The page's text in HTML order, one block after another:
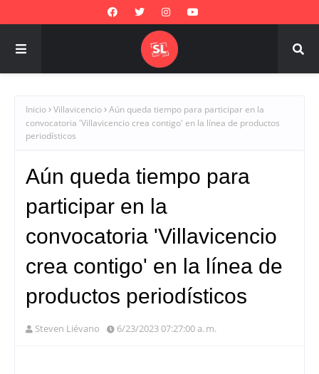
Inicio Villavicencio Aún queda tiempo para participar en la
convocatoria 'Villavicencio crea contigo' en la línea de productos
periodísticos
Aún queda tiempo para
participar en la
convocatoria 'Villavicencio
crea contigo' en la línea de
productos periodísticos
Steven Liévano 6/23/2023 07:27:00 a. m.